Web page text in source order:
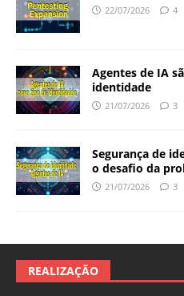
22/07/2026 4
Agentes de IA
identidade
21/07/2026 3
Segurança de
o desafio da
21/07/2026 3
REALIZAÇÃO